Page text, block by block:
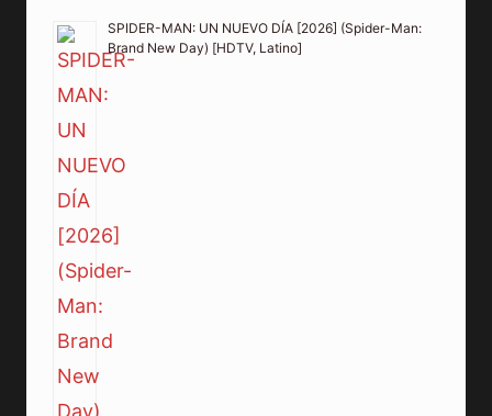
SPIDER-MAN: UN NUEVO DÍA [2026] (Spider-Man:
Brand New Day) [HDTV, Latino]